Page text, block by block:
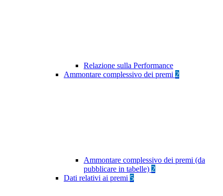
Relazione sulla Performance
Ammontare complessivo dei premi 2
Ammontare complessivo dei premi (da
pubblicare in tabelle) 2
Dati relativi ai premi 5